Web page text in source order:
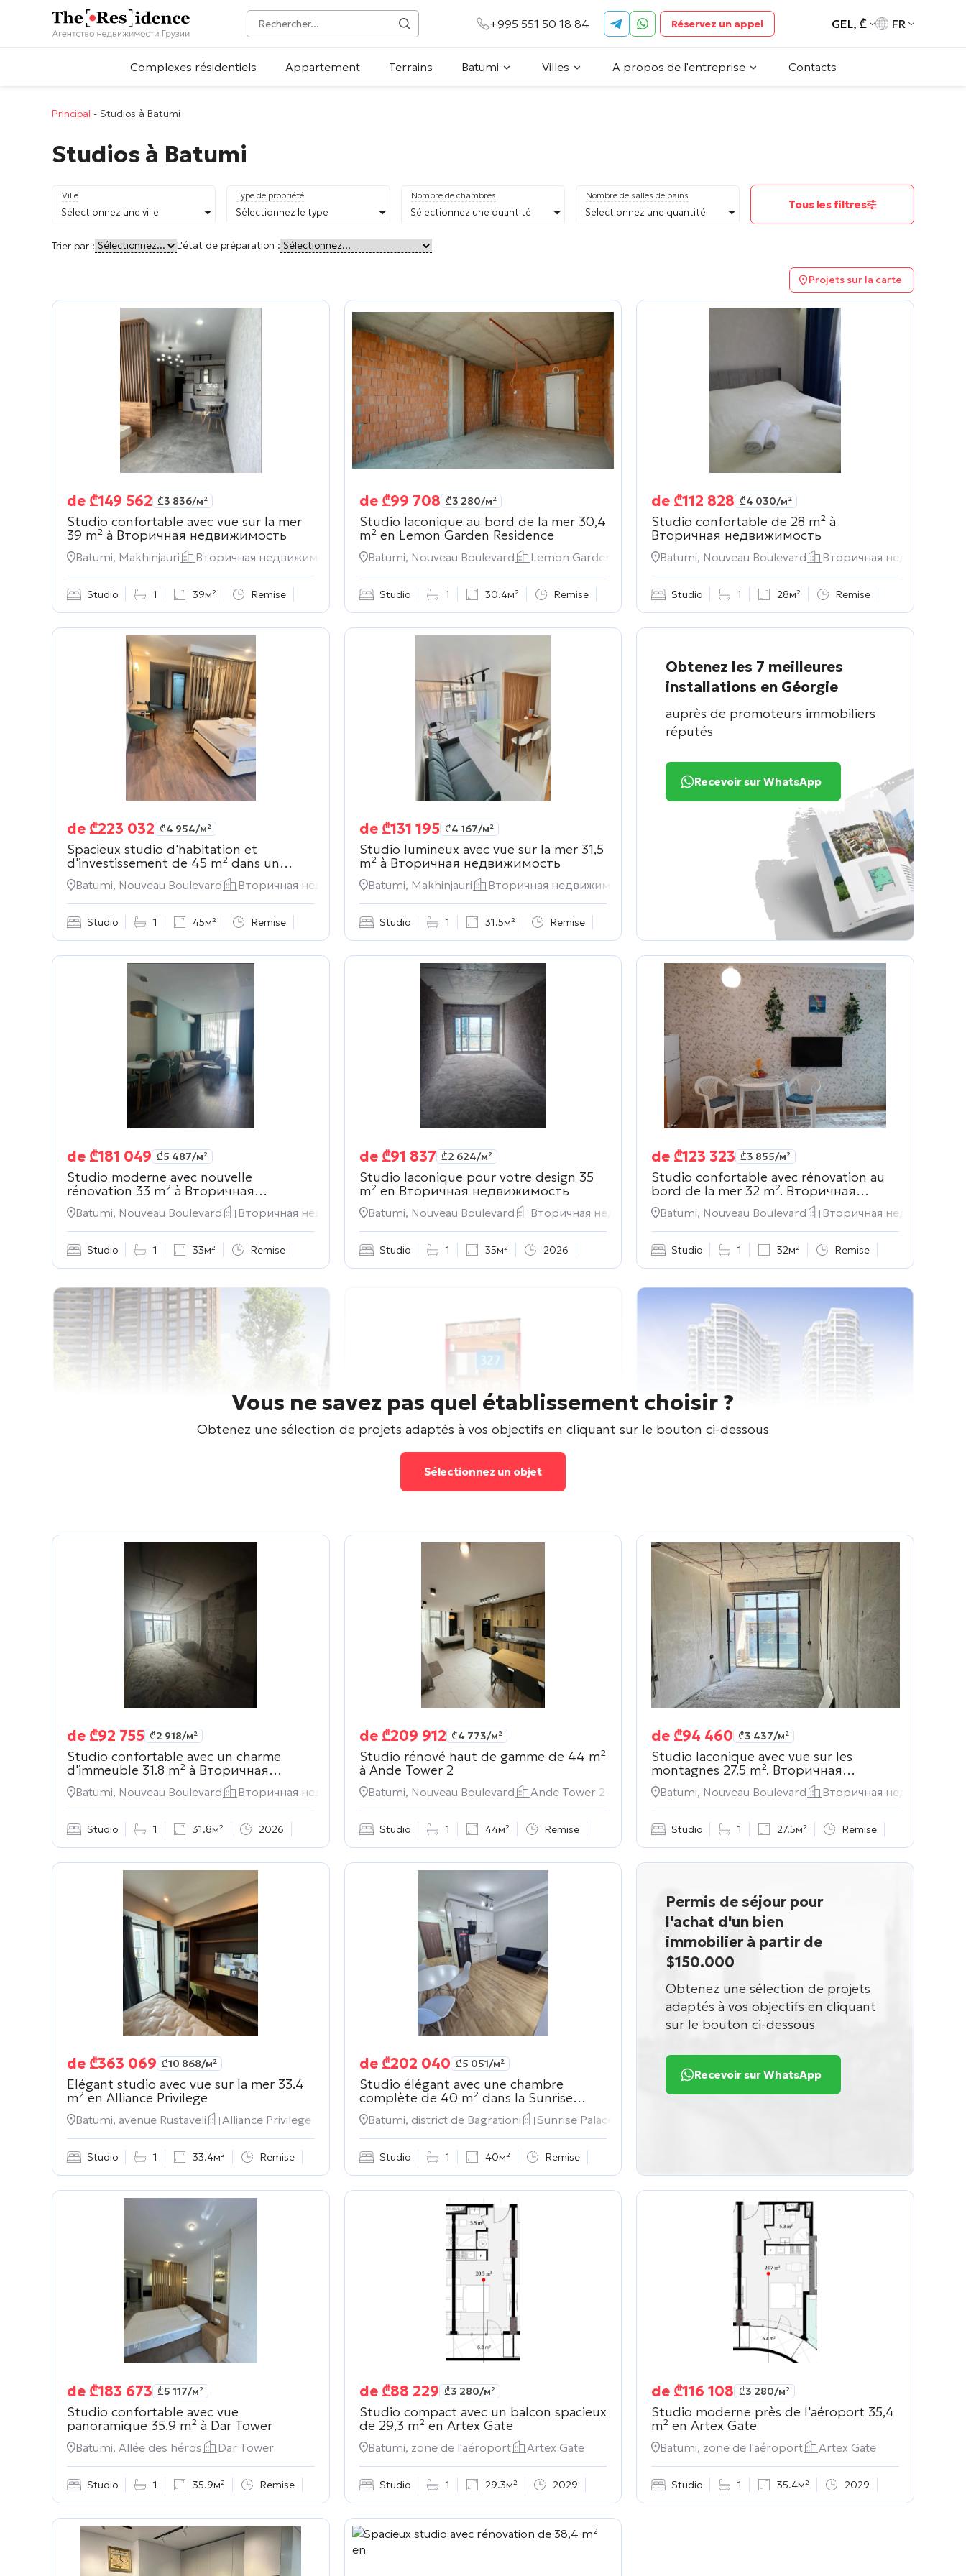
+995 551 50 18 84 Réservez un appel GEL, ₾ FR
Complexes résidentiels Appartement Terrains Batumi Villes A propos de l'entreprise Contacts
Principal - Studios à Batumi
Studios à Batumi
Ville
Sélectionnez une ville
Type de propriété
Sélectionnez le type
Nombre de chambres
Sélectionnez une quantité
Nombre de salles de bains
Sélectionnez une quantité
Tous les filtres
Trier par : L'état de préparation :
Projets sur la carte
de ₾149 562 ₾3 836/м²
Studio confortable avec vue sur la mer
39 m² à Вторичная недвижимость
Batumi, Makhinjauri Вторичная недвижимость
Studio 1 39м² Remise
de ₾99 708 ₾3 280/м²
Studio laconique au bord de la mer 30,4
m² en Lemon Garden Residence
Batumi, Nouveau Boulevard Lemon Garden Residence
Studio 1 30.4м² Remise
de ₾112 828 ₾4 030/м²
Studio confortable de 28 m² à
Вторичная недвижимость
Batumi, Nouveau Boulevard Вторичная
Studio 1 28м² Remise
de ₾223 032 ₾4 954/м²
Spacieux studio d'habitation et
d'investissement de 45 m² dans un
quartier résidentiel.
Вторичная
недвижимость
Batumi, Nouveau Boulevard Вторичная недвижимость
Studio 1 45м² Remise
de ₾131 195 ₾4 167/м²
Studio lumineux avec vue sur la mer 31,5
m² à Вторичная недвижимость
Batumi, Makhinjauri Вторичная недвижимость
Studio 1 31.5м² Remise
Obtenez les 7 meilleures
installations en Géorgie
auprès de promoteurs immobiliers
réputés
Recevoir sur WhatsApp
de ₾181 049 ₾5 487/м²
Studio moderne avec nouvelle
rénovation 33 m² à Вторичная
недвижимость
Batumi, Nouveau Boulevard Вторичная недвижимость
Studio 1 33м² Remise
de ₾91 837 ₾2 624/м²
Studio laconique pour votre design 35
m² en Вторичная недвижимость
Batumi, Nouveau Boulevard Вторичная недвижимость
Studio 1 35м² 2026
de ₾123 323 ₾3 855/м²
Studio confortable avec rénovation au
bord de la mer 32 m². Вторичная
недвижимость
Batumi, Nouveau Boulevard Вторичная
Studio 1 32м² Remise
Vous ne savez pas quel établissement choisir ?
Obtenez une sélection de projets adaptés à vos objectifs en cliquant sur le bouton ci-dessous
Sélectionnez un objet
de ₾92 755 ₾2 918/м²
Studio confortable avec un charme
d'immeuble 31.8 m² à Вторичная
недвижимость
Batumi, Nouveau Boulevard Вторичная недвижимость
Studio 1 31.8м² 2026
de ₾209 912 ₾4 773/м²
Studio rénové haut de gamme de 44 m²
à Ande Tower 2
Batumi, Nouveau Boulevard Ande Tower 2
Studio 1 44м² Remise
de ₾94 460 ₾3 437/м²
Studio laconique avec vue sur les
montagnes 27.5 m². Вторичная
недвижимость
Batumi, Nouveau Boulevard Вторичная
Studio 1 27.5м² Remise
de ₾363 069 ₾10 868/м²
Elégant studio avec vue sur la mer 33.4
m² en Alliance Privilege
Batumi, avenue Rustaveli Alliance Privilege
Studio 1 33.4м² Remise
de ₾202 040 ₾5 051/м²
Studio élégant avec une chambre
complète de 40 m² dans la Sunrise
Palace
Batumi, district de Bagrationi Sunrise Palace
Studio 1 40м² Remise
Permis de séjour pour
l'achat d'un bien
immobilier à partir de
$150.000
Obtenez une sélection de projets
adaptés à vos objectifs en cliquant
sur le bouton ci-dessous
Recevoir sur WhatsApp
de ₾183 673 ₾5 117/м²
Studio confortable avec vue
panoramique 35.9 m² à Dar Tower
Batumi, Allée des héros Dar Tower
Studio 1 35.9м² Remise
de ₾88 229 ₾3 280/м²
Studio compact avec un balcon spacieux
de 29,3 m² en Artex Gate
Batumi, zone de l'aéroport Artex Gate
Studio 1 29.3м² 2029
de ₾116 108 ₾3 280/м²
Studio moderne près de l'aéroport 35,4
m² en Artex Gate
Batumi, zone de l'aéroport Artex Gate
Studio 1 35.4м² 2029